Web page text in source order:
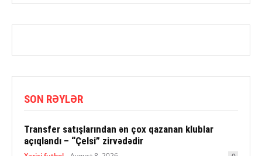
SON RƏYLƏR
Transfer satışlarından ən çox qazanan klublar
açıqlandı – “Çelsi” zirvədədir